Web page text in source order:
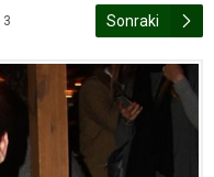
3 Sonraki